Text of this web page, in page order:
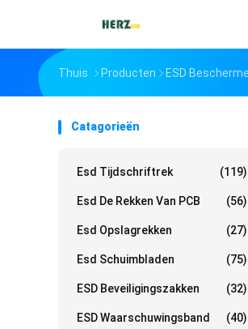
Thuis Producten ESD
Catagorieën
Esd Tijdschriftrek (119)
Esd De Rekken Van PCB (56)
Esd Opslagrekken (27)
Esd Schuimbladen (75)
ESD Beveiligingszakken (32)
ESD Waarschuwingsband (40)